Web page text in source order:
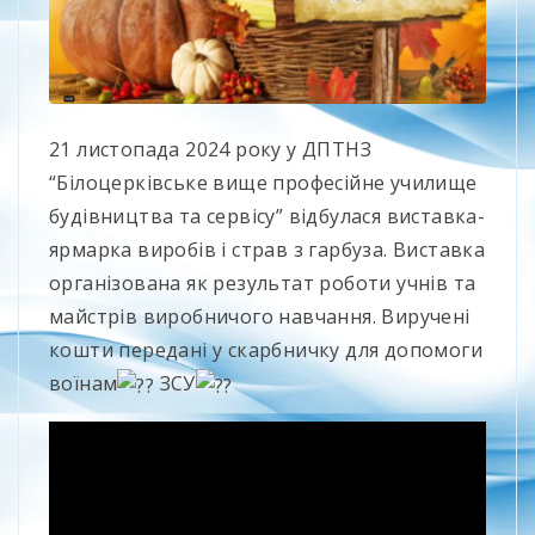
21 листопада 2024 року у ДПТНЗ
“Білоцерківське вище професійне училище
будівництва та сервісу” відбулася виставка-
ярмарка виробів і страв з гарбуза. Виставка
організована як результат роботи учнів та
майстрів виробничого навчання. Виручені
кошти передані у скарбничку для допомоги
воїнам
ЗСУ